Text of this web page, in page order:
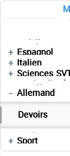
Informatique
Sujets BAC
التاريخ
Cours
فلسفة
Cours
Devoirs
Espagnol
Cours
Italien
Devoirs
Sciences
Devoirs
الإسلامي
Devoirs
Résumés
Français
Cours
Devoirs
Résumés
العربية
Cours
Devoirs
Allemand
Devoirs
Anglais
Cours
Devoirs
Sport
Enchainement